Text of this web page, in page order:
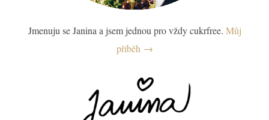
Jmenuju se Janina a jsem jednou pro vždy cukrfree. Můj
příběh →